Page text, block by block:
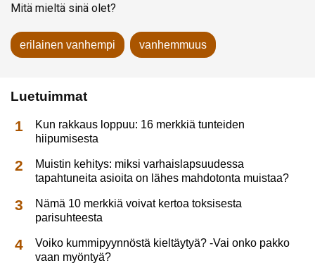
Mitä mieltä sinä olet?
erilainen vanhempi vanhemmuus
Luetuimmat
Kun rakkaus loppuu: 16 merkkiä tunteiden
hiipumisesta
Muistin kehitys: miksi varhaislapsuudessa
tapahtuneita asioita on lähes mahdotonta muistaa?
Nämä 10 merkkiä voivat kertoa toksisesta
parisuhteesta
Voiko kummipyynnöstä kieltäytyä? -Vai onko pakko
vaan myöntyä?